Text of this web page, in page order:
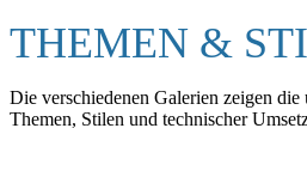
THEMEN &
Die verschiedenen Galerien zeigen
Themen, Stilen und technischer